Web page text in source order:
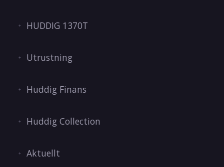
HUDDIG 1370T
Utrustning
Huddig Finans
Huddig Collection
Aktuellt